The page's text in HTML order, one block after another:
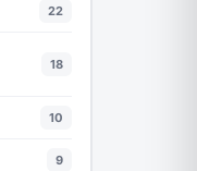
22
18
10
9